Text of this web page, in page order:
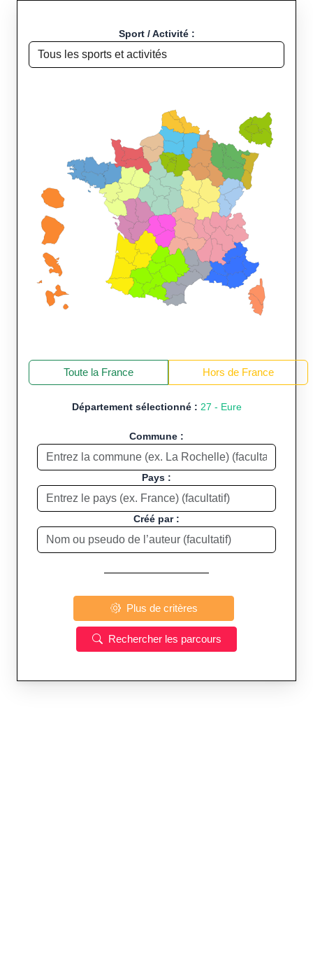
Sport / Activité :
Toute la France Hors de France
Département sélectionné : 27 - Eure
Commune :
Pays :
Créé par :
Plus de critères
Rechercher les parcours